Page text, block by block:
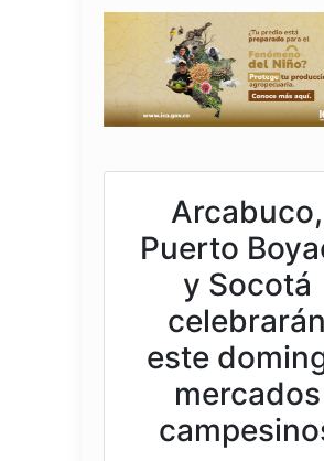
Arcabuco,
Puerto
y Socotá
celebrarán
este
mercados